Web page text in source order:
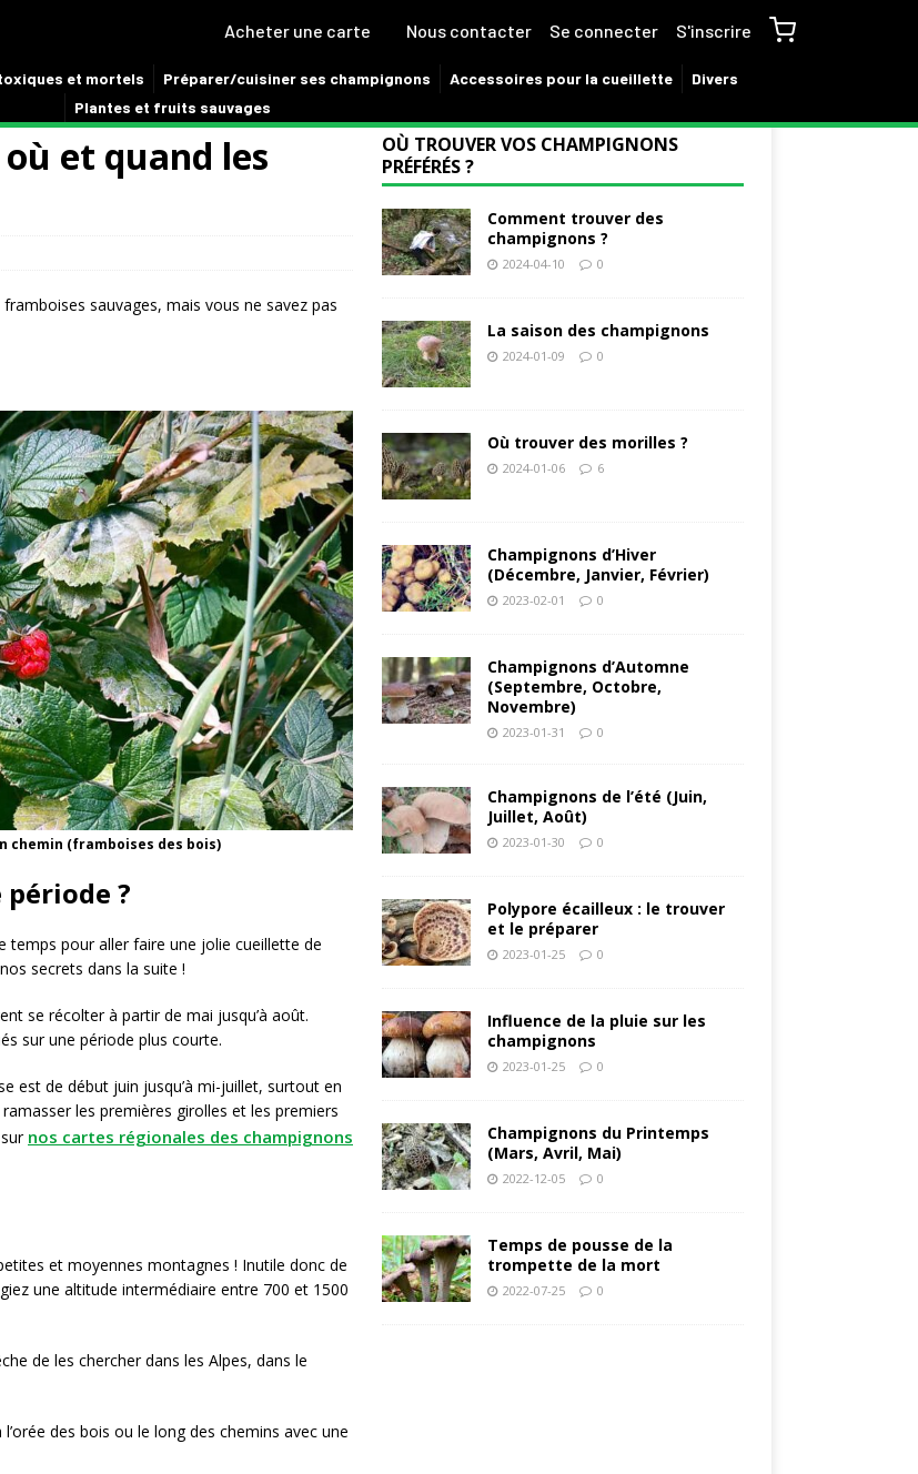
Acheter une carte Nous contacter Se connecter S'inscrire
et mortels Préparer/cuisiner ses champignons Accessoires pour la cueillette
Divers
Plantes et fruits sauvages
et quand les
sauvages, mais vous ne savez pas
chemin (framboises des bois)
période ?
temps pour aller faire une jolie cueillette de
secrets dans la suite !
se récolter à partir de mai jusqu’à août.
sur une période plus courte.
est de début juin jusqu’à mi-juillet, surtout en
les premières girolles et les premiers
nos cartes régionales des champignons
et moyennes montagnes ! Inutile donc de
une altitude intermédiaire entre 700 et 1500
de les chercher dans les Alpes, dans le
des bois ou le long des chemins avec une
OÙ TROUVER VOS CHAMPIGNONS
PRÉFÉRÉS ?
Comment trouver des
champignons ?
2024-04-10 0
La saison des champignons
2024-01-09 0
Où trouver des morilles ?
2024-01-06 6
Champignons d’Hiver
(Décembre, Janvier, Février)
2023-02-01 0
Champignons d’Automne
(Septembre, Octobre,
Novembre)
2023-01-31 0
Champignons de l’été (Juin,
Juillet, Août)
2023-01-30 0
Polypore écailleux : le trouver
et le préparer
2023-01-25 0
Influence de la pluie sur les
champignons
2023-01-25 0
Champignons du Printemps
(Mars, Avril, Mai)
2022-12-05 0
Temps de pousse de la
trompette de la mort
2022-07-25 0